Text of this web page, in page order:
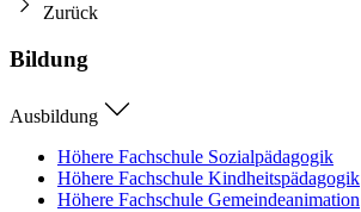
Zurück
Bildung
Ausbildung
Höhere Fachschule Sozialpädagogik
Höhere Fachschule Kindheitspädagogik
Höhere Fachschule Gemeindeanimation